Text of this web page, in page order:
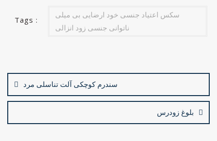
n
Tags :
سکس اعتیاد جنسی خود ارضایی بی میلی
ناتوانی جنسی زود انزالی
navigation
سندرم کوچکی آلت تناسلی مرد
بلوغ زودرس